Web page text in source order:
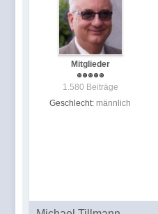
Mitglieder
1.580 Beiträge
Geschlecht: männlich